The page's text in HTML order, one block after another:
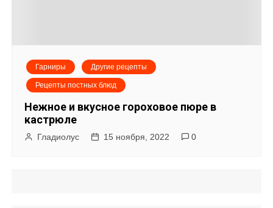
Гарниры Другие рецепты
Рецепты постных блюд
Нежное и вкусное гороховое пюре в
кастрюле
Гладиолус 15 ноября, 2022 0